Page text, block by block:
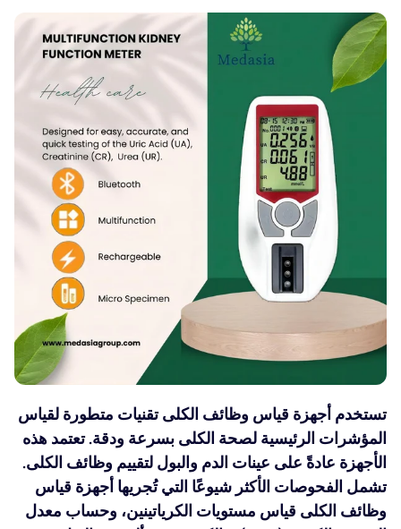
تستخدم أجهزة قياس وظائف الكلى تقنيات متطورة لقياس
المؤشرات الرئيسية لصحة الكلى بسرعة ودقة. تعتمد هذه
الأجهزة عادةً على عينات الدم والبول لتقييم وظائف الكلى.
تشمل الفحوصات الأكثر شيوعًا التي تُجريها أجهزة قياس
وظائف الكلى قياس مستويات الكرياتينين، وحساب معدل